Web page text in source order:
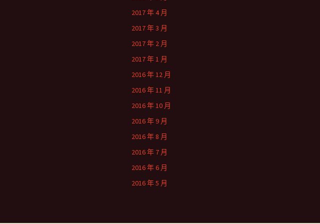
2017 年 4 月
2017 年 3 月
2017 年 2 月
2017 年 1 月
2016 年 12 月
2016 年 11 月
2016 年 10 月
2016 年 9 月
2016 年 8 月
2016 年 7 月
2016 年 6 月
2016 年 5 月